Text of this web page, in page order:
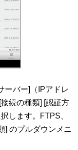
ーバー]（IPアドレ
続の種類] [認証方
します。FTPS、
] のプルダウンメニ